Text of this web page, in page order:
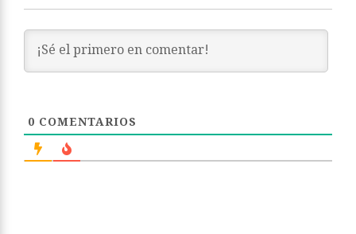
0 COMENTARIOS